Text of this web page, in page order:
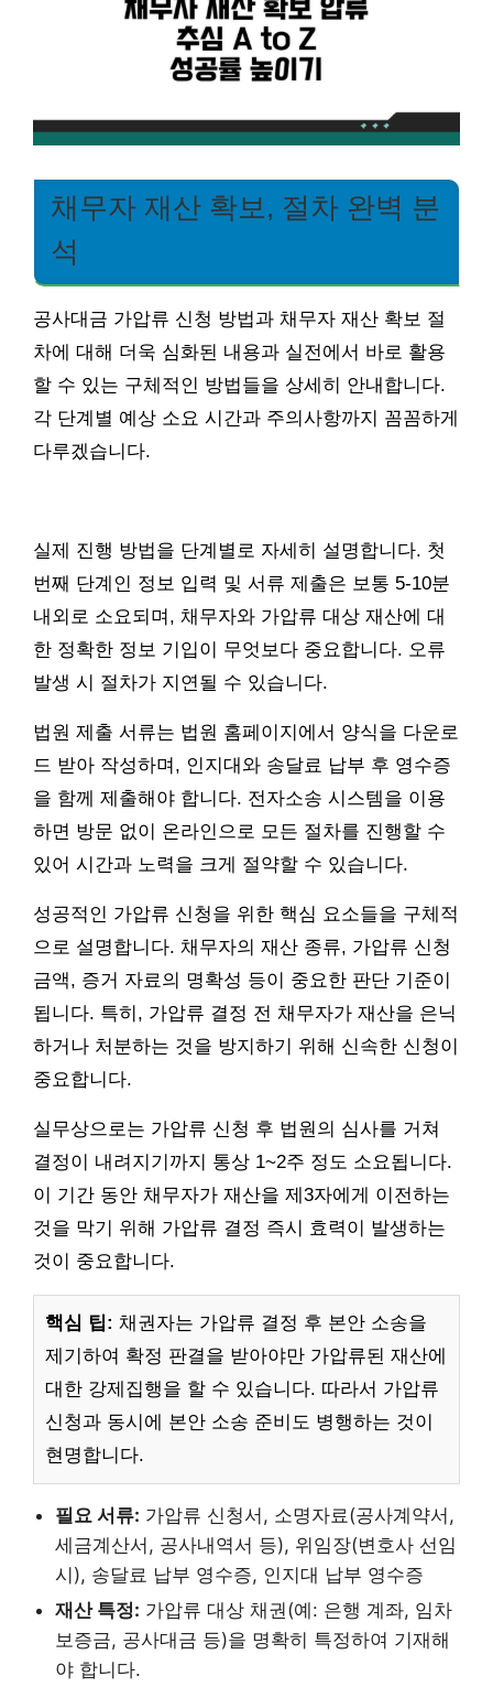
채무자 재산 확보, 절차 완벽 분
석
공사대금 가압류 신청 방법과 채무자 재산 확보 절
차에 대해 더욱 심화된 내용과 실전에서 바로 활용
할 수 있는 구체적인 방법들을 상세히 안내합니다.
각 단계별 예상 소요 시간과 주의사항까지 꼼꼼하게
다루겠습니다.
실제 진행 방법을 단계별로 자세히 설명합니다. 첫
번째 단계인 정보 입력 및 서류 제출은 보통 5-10분
내외로 소요되며, 채무자와 가압류 대상 재산에 대
한 정확한 정보 기입이 무엇보다 중요합니다. 오류
발생 시 절차가 지연될 수 있습니다.
법원 제출 서류는 법원 홈페이지에서 양식을 다운로
드 받아 작성하며, 인지대와 송달료 납부 후 영수증
을 함께 제출해야 합니다. 전자소송 시스템을 이용
하면 방문 없이 온라인으로 모든 절차를 진행할 수
있어 시간과 노력을 크게 절약할 수 있습니다.
성공적인 가압류 신청을 위한 핵심 요소들을 구체적
으로 설명합니다. 채무자의 재산 종류, 가압류 신청
금액, 증거 자료의 명확성 등이 중요한 판단 기준이
됩니다. 특히, 가압류 결정 전 채무자가 재산을 은닉
하거나 처분하는 것을 방지하기 위해 신속한 신청이
중요합니다.
실무상으로는 가압류 신청 후 법원의 심사를 거쳐
결정이 내려지기까지 통상 1~2주 정도 소요됩니다.
이 기간 동안 채무자가 재산을 제3자에게 이전하는
것을 막기 위해 가압류 결정 즉시 효력이 발생하는
것이 중요합니다.
핵심 팁: 채권자는 가압류 결정 후 본안 소송을
제기하여 확정 판결을 받아야만 가압류된 재산에
대한 강제집행을 할 수 있습니다. 따라서 가압류
신청과 동시에 본안 소송 준비도 병행하는 것이
현명합니다.
필요 서류: 가압류 신청서, 소명자료(공사계약서,
세금계산서, 공사내역서 등), 위임장(변호사 선임
시), 송달료 납부 영수증, 인지대 납부 영수증
재산 특정: 가압류 대상 채권(예: 은행 계좌, 임차
보증금, 공사대금 등)을 명확히 특정하여 기재해
야 합니다.